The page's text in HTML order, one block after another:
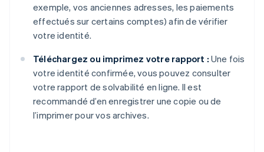
exemple, vos anciennes adresses, les paiements
effectués sur certains comptes) afin de vérifier
votre identité.
Téléchargez ou imprimez votre rapport : Une fois
votre identité confirmée, vous pouvez consulter
votre rapport de solvabilité en ligne. Il est
recommandé d’en enregistrer une copie ou de
l’imprimer pour vos archives.